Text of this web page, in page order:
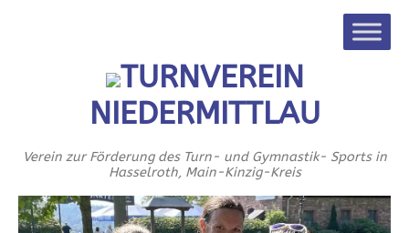
TURNVEREIN
NIEDERMITTLAU
Verein zur Förderung des Turn- und Gymnastik- Sports in
Hasselroth, Main-Kinzig-Kreis